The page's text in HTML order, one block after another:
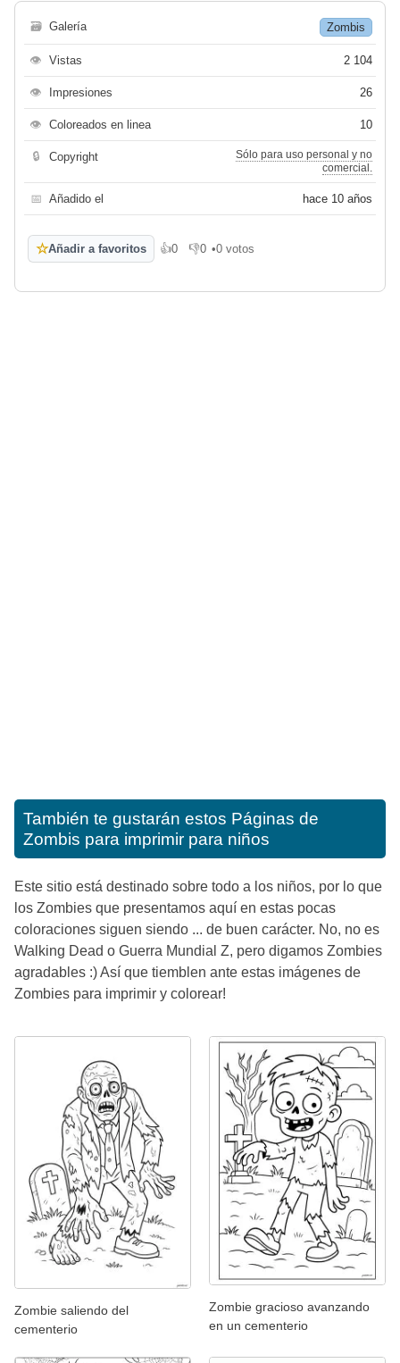
🗃 Galería Zombis
👁 Vistas 2 104
👁 Impresiones 26
👁 Coloreados en linea 10
🔒 Copyright
Sólo para uso personal y no
comercial.
📅 Añadido el hace 10 años
☆Añadir a favoritos 👍0
Me gusta
👎0
No me gusta
•0 votos
También te gustarán estos Páginas de
Zombis para imprimir para niños
Este sitio está destinado sobre todo a los niños, por lo que
los Zombies que presentamos aquí en estas pocas
coloraciones siguen siendo ... de buen carácter. No, no es
Walking Dead o Guerra Mundial Z, pero digamos Zombies
agradables :) Así que tiemblen ante estas imágenes de
Zombies para imprimir y colorear!
Zombie saliendo del
cementerio
Zombie gracioso avanzando
en un cementerio